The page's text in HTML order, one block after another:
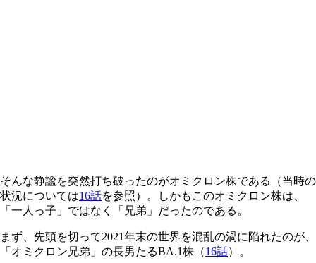
そんな静謐を突然打ち破ったのがオミクロン株である（当時の
状況については16話を参照）。しかもこのオミクロン株は、
「一人っ子」ではなく「兄弟」だったのである。
まず、先頭を切って2021年末の世界を混乱の渦に陥れたのが、
「オミクロン兄弟」の長男たるBA.1株（16話）。